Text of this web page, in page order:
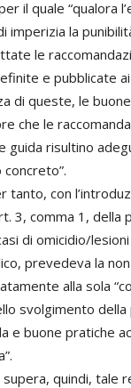
il quale “qualora
imperizia la
le
e pubblicate
di queste, le
che le
guida risultino
tanto, con
3, comma 1, della
di omicidio/
prevedeva la
alla sola
svolgimento
e buone pratiche
quindi, tale